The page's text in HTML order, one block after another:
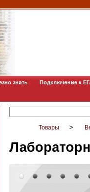
знать Подключение к
Товары >